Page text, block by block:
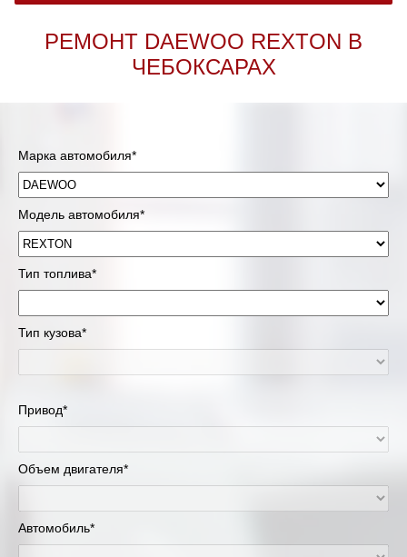
РЕМОНТ DAEWOO REXTON В
ЧЕБОКСАРАХ
Марка автомобиля*
Модель автомобиля*
Тип топлива*
Тип кузова*
Привод*
Объем двигателя*
Автомобиль*